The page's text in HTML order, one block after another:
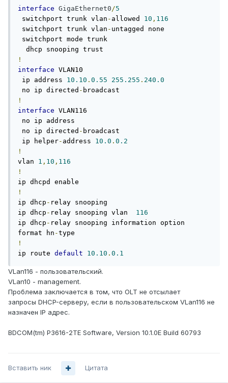
interface GigaEthernet0/5
switchport trunk vlan - allowed 10 , 116
switchport trunk vlan - untagged none
!
interface VLAN10
ip address 10.10 . 0.55 255.255 . 240.0
no ip directed -
!
interface VLAN116
no ip directed - broadcast
ip helper- address 10.0 . 0.2
!
vlan 1 , 10 , 116
!
!
ip dhcp - relay snooping
ip dhcp - relay snooping vlan 116
ip dhcp - relay snooping information option
format hn -
!
ip route default 10.10 . 0.1
VLan116 - пользовательский.
VLan10 - management.
Проблема заключается в том, что OLT не отсылает
запросы DHCP-серверу, если в пользовательском VLan116 не
назначен IP адрес.
BDCOM(tm) P3616-2TE Software, Version 10.1.0E Build 60793
Вставить ник Цитата